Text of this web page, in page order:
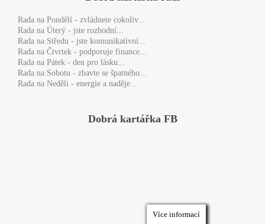
Rada na Pondělí - zvládnete cokoliv...
Rada na Úterý - jste rozhodní...
Rada na Středu - jste komunikativní...
Rada na Čtvrtek - podporuje finance...
Rada na Pátek - den pro lásku...
Rada na Sobotu - zbavte se špatného...
Rada na Neděli - energie a naděje...
Dobrá kartářka FB
Více informací